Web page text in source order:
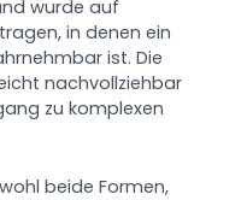
wurde auf
in denen ein
ist. Die
nachvollziehbar
zu komplexen
beide Formen,